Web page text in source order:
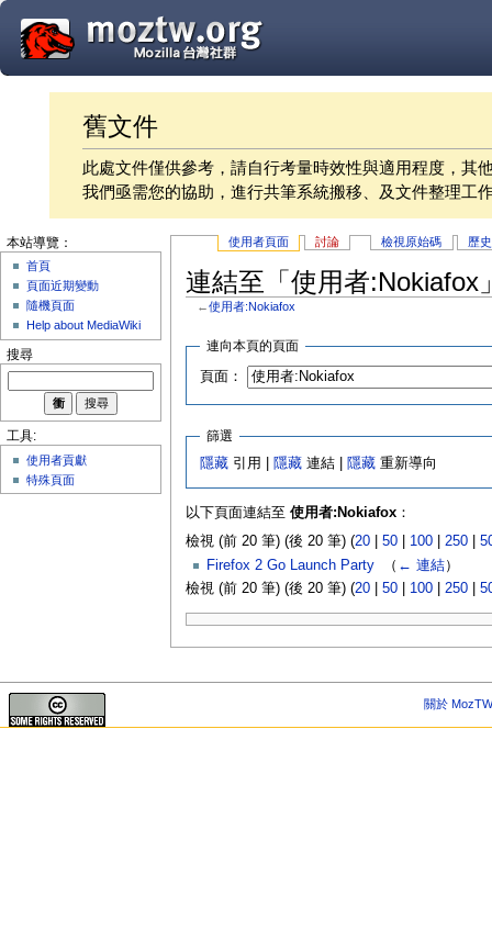
舊文件
此處文件僅供參考，請自行考量時效性與適用程度，其
我們亟需您的協助，進行共筆系統搬移、及文件整理工
使用者頁面 討論 檢視原始碼 歷
連結至「使用者:Nokiafox
←使用者:Nokiafox
連向本頁的頁面
頁面：
篩選
隱藏 引用 | 隱藏 連結 | 隱藏 重新導向
以下頁面連結至 使用者:Nokiafox：
檢視 (前 20 筆) (後 20 筆) (20| 50| 100| 250|
Firefox 2 Go Launch Party‎ （ ← 連結）
檢視 (前 20 筆) (後 20 筆) (20| 50| 100| 250|
本站導覽：
首頁
頁面近期變動
隨機頁面
Help about MediaWiki
搜尋
工具:
使用者貢獻
特殊頁面
關於